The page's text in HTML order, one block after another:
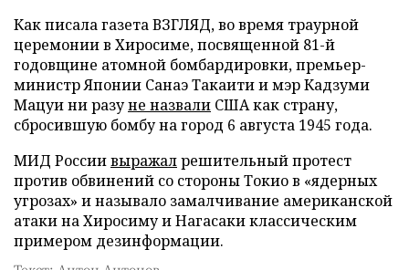
Как писала газета ВЗГЛЯД, во время траурной
церемонии в Хиросиме, посвященной 81-й
годовщине атомной бомбардировки, премьер-
министр Японии Санаэ Такаити и мэр Кадзуми
Мацуи ни разуне назвали США как страну,
сбросившую бомбу на город 6 августа 1945 года.
МИД Россиивыражалрешительный протест
против обвинений со стороны Токио в «ядерных
угрозах» и называло замалчивание американской
атаки на Хиросиму и Нагасаки классическим
примером дезинформации.